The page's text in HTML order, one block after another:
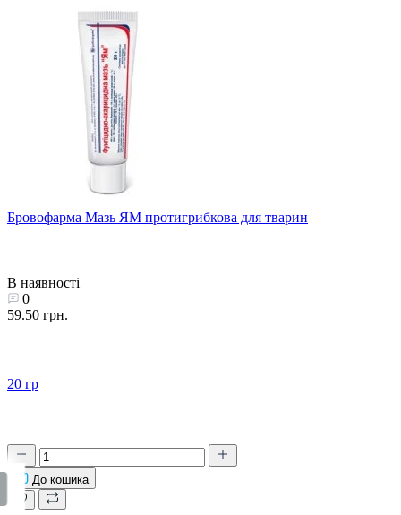
Бровофарма Мазь ЯМ протигрибкова для тварин
В наявності
0
59.50 грн.
20 гр
До кошика